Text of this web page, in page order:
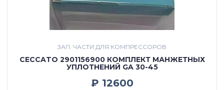
ЗАП. ЧАСТИ ДЛЯ КОМПРЕССОРОВ
CECCATO 2901156900 КОМПЛЕКТ МАНЖЕТНЫХ
УПЛОТНЕНИЙ GA 30-45
₽ 12600